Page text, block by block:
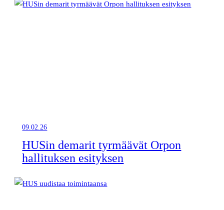
09.02.26
HUSin demarit tyrmäävät Orpon
hallituksen esityksen